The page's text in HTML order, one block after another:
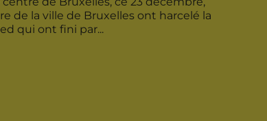
de la ville de Bruxelles ont harcelé la
qui ont fini par...